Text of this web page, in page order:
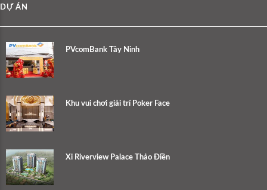
DỰ ÁN
PVcomBank Tây Ninh
Khu vui chơi giải trí Poker Face
Xi Riverview Palace Thảo Điền